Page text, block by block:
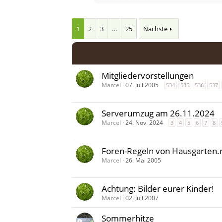
1 2 3 … 25 Nächste
Mitgliedervorstellungen
Marcel 07. Juli 2005 534 535 536 537
Serverumzug am 26.11.2024
Marcel 24. Nov. 2024 3 4 5 6 7 8
Foren-Regeln von
Marcel 26. Mai 2005
Achtung: Bilder eurer Kinder!
Marcel 02. Juli 2007
Sommerhitze